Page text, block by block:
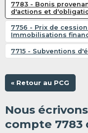
7783 - Bonis
d'actions et
7756 - Prix de
Immobilisations
7715 - Subventions
« Retour au PCG
Nous
compte 7783